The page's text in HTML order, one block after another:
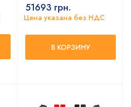
51693 грн.
Цена указана без НДС
В КОРЗИНУ